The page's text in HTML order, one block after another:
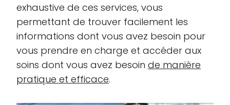
exhaustive de ces services, vous
permettant de trouver facilement les
informations dont vous avez besoin pour
vous prendre en charge et accéder aux
soins dont vous avez besoin de manière
pratique et efficace.